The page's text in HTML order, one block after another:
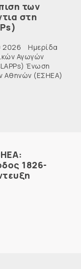
των
στη
Ημερίδα
Αγωγών
Ένωση
Αθηνών (ΕΣΗΕΑ)
1826-